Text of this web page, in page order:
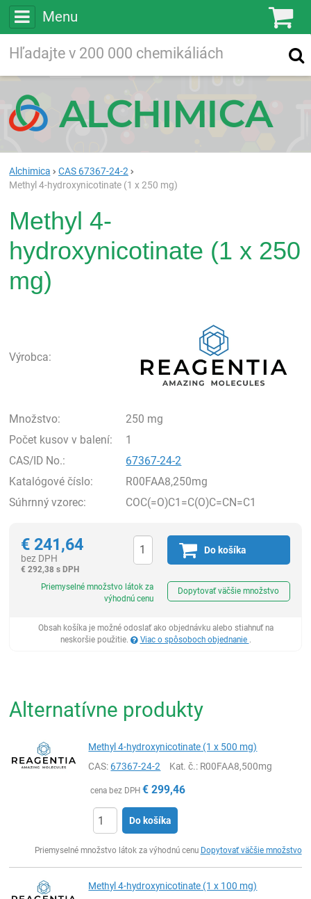
Menu
Vyhľadávanie
Alchimica
CAS 67367-24-2
Methyl 4-hydroxynicotinate (1 x 250 mg)
Methyl 4-
hydroxynicotinate (1 x 250
mg)
Výrobca:
Množstvo:
250 mg
Počet kusov v balení:
1
CAS/ID No.:
67367-24-2
Katalógové číslo:
R00FAA8,250mg
Súhrnný vzorec:
COC(=O)C1=C(O)C=CN=C1
€ 241,64
bez DPH
€ 292,38 s DPH
Do košíka
Priemyselné množstvo látok za
výhodnú cenu
Dopytovať väčšie množstvo
Obsah košíka je možné odoslať ako objednávku alebo stiahnuť na
neskoršie použitie.
Viac o spôsoboch objednanie .
Alternatívne produkty
Methyl 4-hydroxynicotinate (1 x 500 mg)
CAS:67367-24-2 Kat. č.: R00FAA8,500mg
cena bez DPH € 299,46
Do košíka
Priemyselné množstvo látok za výhodnú cenu Dopytovať väčšie množstvo
Methyl 4-hydroxynicotinate (1 x 100 mg)